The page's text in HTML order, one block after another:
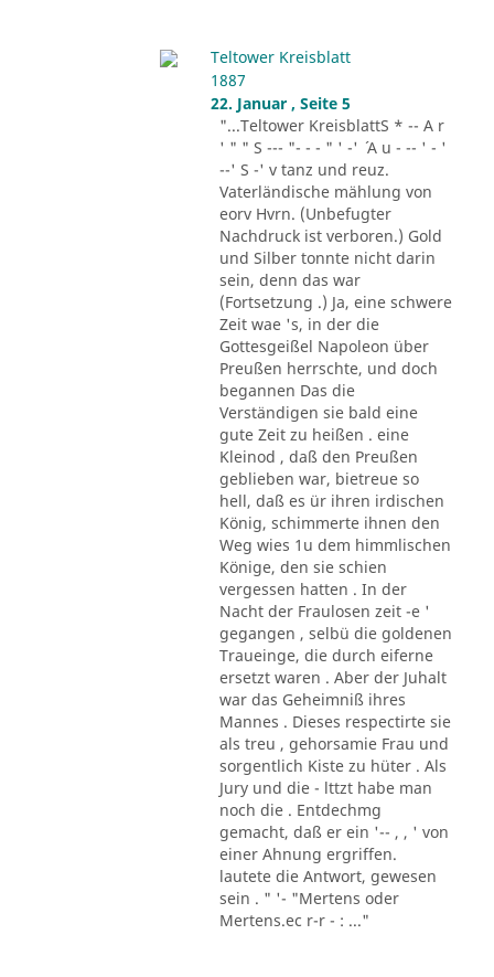
Teltower Kreisblatt
1887
22. Januar , Seite 5
"...Teltower KreisblattS * -- A r
' " " S --- "- - - " ' -' ´ A u - -- ' - '
--' S -' v tanz und reuz.
Vaterländische mählung von
eorv Hvrn. (Unbefugter
Nachdruck ist verboren.) Gold
und Silber tonnte nicht darin
sein, denn das war
(Fortsetzung .) Ja, eine schwere
Zeit wae 's, in der die
Gottesgeißel Napoleon über
Preußen herrschte, und doch
begannen Das die
Verständigen sie bald eine
gute Zeit zu heißen . eine
Kleinod , daß den Preußen
geblieben war, bietreue so
hell, daß es ür ihren irdischen
König, schimmerte ihnen den
Weg wies 1u dem himmlischen
Könige, den sie schien
vergessen hatten . In der
Nacht der Fraulosen zeit -e '
gegangen , selbü die goldenen
Traueinge, die durch eiferne
ersetzt waren . Aber der Juhalt
war das Geheimniß ihres
Mannes . Dieses respectirte sie
als treu , gehorsamie Frau und
sorgentlich Kiste zu hüter . Als
Jury und die - lttzt habe man
noch die . Entdechmg
gemacht, daß er ein '-- , , ' von
einer Ahnung ergriffen.
lautete die Antwort, gewesen
sein . " '- "Mertens oder
Mertens.ec r-r - : ..."